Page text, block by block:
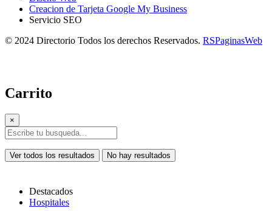
Creacion de Tarjeta Google My Business
Servicio SEO
© 2024 Directorio Todos los derechos Reservados. RSPaginasWeb
Carrito
×
Ver todos los resultados No hay resultados
Destacados
Hospitales